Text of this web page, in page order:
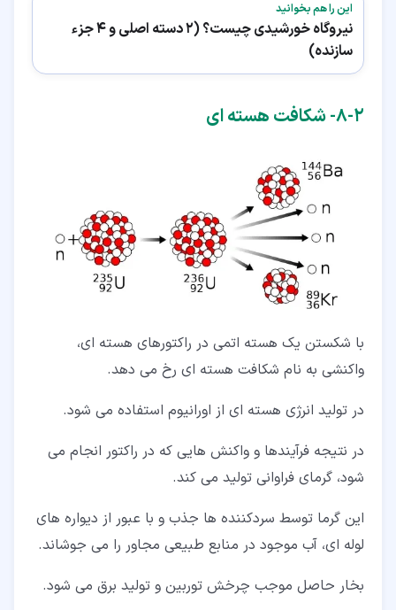
این را هم بخوانید
نیروگاه خورشیدی چیست؟ (2 دسته اصلی و 4 جزء
سازنده)
۲‏-‏۸‏- شکافت هسته ای
با شکستن یک هسته اتمی در راکتورهای هسته ای،
واکنشی به نام شکافت هسته ای رخ می دهد.
در تولید انرژی هسته ای از اورانیوم استفاده می شود.
در نتیجه فرآیندها و واکنش هایی که در راکتور انجام می
شود، گرمای فراوانی تولید می کند.
این گرما توسط سردکننده ها جذب و با عبور از دیواره های
لوله ای، آب موجود در منابع طبیعی مجاور را می جوشاند.
بخار حاصل موجب چرخش توربین و تولید برق می شود.